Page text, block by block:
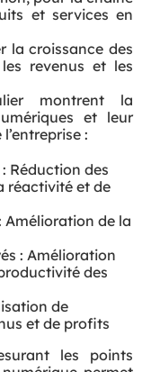
et services en
la croissance des
revenus et les
montrent la
et leur
:
Réduction des
réactivité et de
Amélioration de la
: Amélioration
des
de
et de profits
les points